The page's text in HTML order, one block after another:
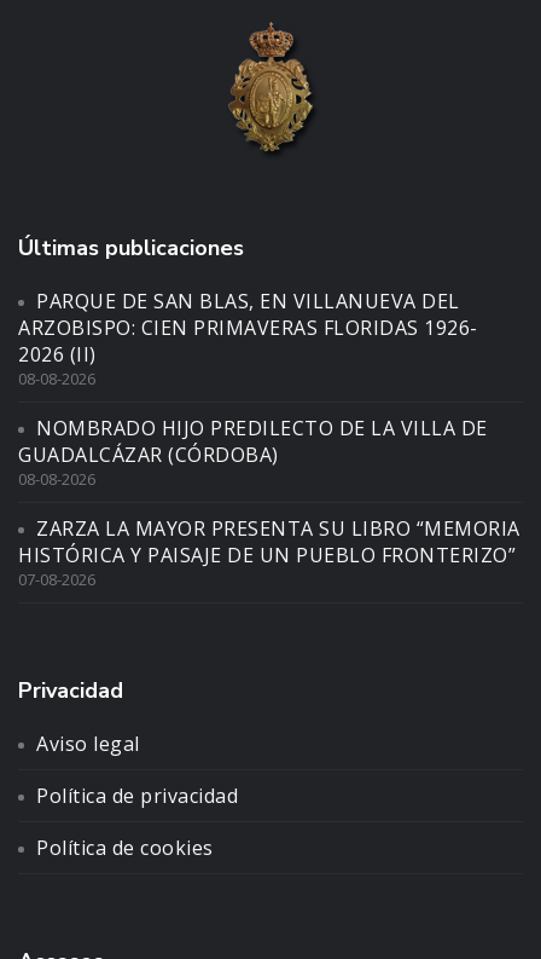
Últimas publicaciones
PARQUE DE SAN BLAS, EN VILLANUEVA DEL
ARZOBISPO: CIEN PRIMAVERAS FLORIDAS 1926-
2026 (II)
08-08-2026
NOMBRADO HIJO PREDILECTO DE LA VILLA DE
GUADALCÁZAR (CÓRDOBA)
08-08-2026
ZARZA LA MAYOR PRESENTA SU LIBRO “MEMORIA
HISTÓRICA Y PAISAJE DE UN PUEBLO FRONTERIZO”
07-08-2026
Privacidad
Aviso legal
Política de privacidad
Política de cookies